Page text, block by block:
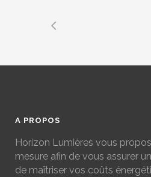
A PROPOS
Horizon Lumières vous
mesure afin de vous assurer
de maîtriser vos coûts